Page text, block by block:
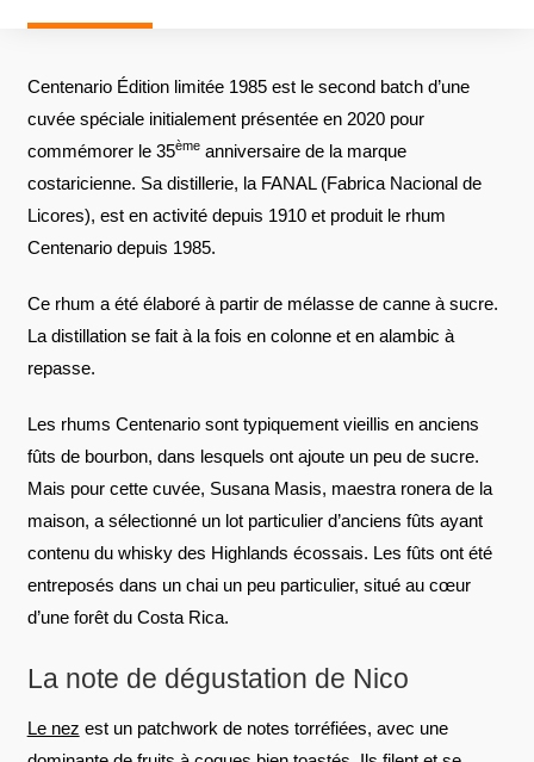
Centenario Édition limitée 1985 est le second batch d’une
cuvée spéciale initialement présentée en 2020 pour
commémorer le 35èmeanniversaire de la marque
costaricienne. Sa distillerie, la FANAL (Fabrica Nacional de
Licores), est en activité depuis 1910 et produit le rhum
Centenario depuis 1985.
Ce rhum a été élaboré à partir de mélasse de canne à sucre.
La distillation se fait à la fois en colonne et en alambic à
repasse.
Les rhums Centenario sont typiquement vieillis en anciens
fûts de bourbon, dans lesquels ont ajoute un peu de sucre.
Mais pour cette cuvée, Susana Masis, maestra ronera de la
maison, a sélectionné un lot particulier d’anciens fûts ayant
contenu du whisky des Highlands écossais. Les fûts ont été
entreposés dans un chai un peu particulier, situé au cœur
d’une forêt du Costa Rica.
La note de dégustation de Nico
Le nez est un patchwork de notes torréfiées, avec une